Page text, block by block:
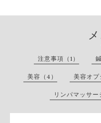
注意事項（1）
美容（4） 美容オプ
リンパマッサー